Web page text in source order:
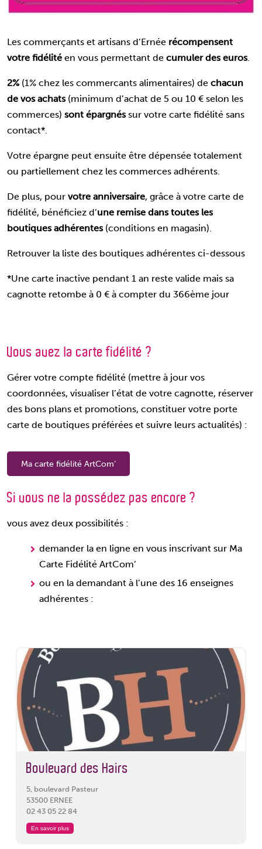
Les commerçants et artisans d’Ernée récompensent
votre fidélité en vous permettant de cumuler des euros.
2% (1% chez les commercants alimentaires) de chacun
de vos achats(minimum d’achat de 5 ou 10 € selon les
commerces) sont épargnéssur votre carte fidélité sans
contact*.
Votre épargne peut ensuite être dépensée totalement
ou partiellement chez les commerces adhérents.
De plus, pour votre anniversaire, grâce à votre carte de
fidélité, bénéficiez d’une remise dans toutes les
boutiques adhérentes(conditions en magasin).
Retrouver la liste des boutiques adhérentes ci-dessous
*Une carte inactive pendant 1 an reste valide mais sa
cagnotte retombe à 0 € à compter du 366ème jour
Vous avez la carte fidélité ?
Gérer votre compte fidélité (mettre à jour vos
coordonnées, visualiser l’état de votre cagnotte, réserver
des bons plans et promotions, constituer votre porte
carte de boutiques préférées et suivre leurs actualités) :
Ma carte fidélité ArtCom’
Si vous ne la possédez pas encore ?
vous avez deux possibilités :
demander la en ligne en vous inscrivant sur Ma
Carte Fidélité ArtCom’
ou en la demandant à l’une des 16 enseignes
adhérentes :
Boulevard des Hairs
5, boulevard Pasteur
53500 ERNEE
02 43 05 22 84
En savoir plus